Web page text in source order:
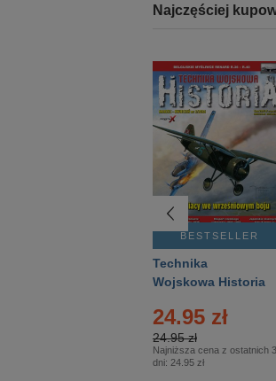
Najczęściej
BESTSELLER
Technika
Wojskowa Historia
24.95 zł
24.95 zł
Najniższa cena z ostatnich
dni: 24.95 zł